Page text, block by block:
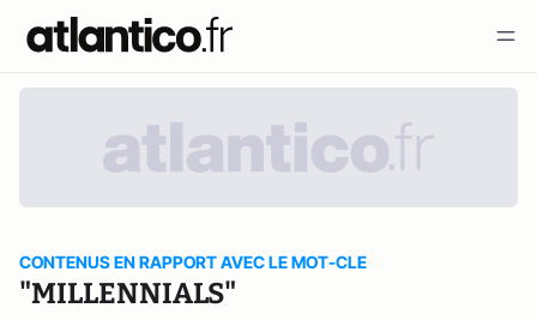
CONTENUS EN RAPPORT AVEC LE MOT-CLE
"MILLENNIALS"